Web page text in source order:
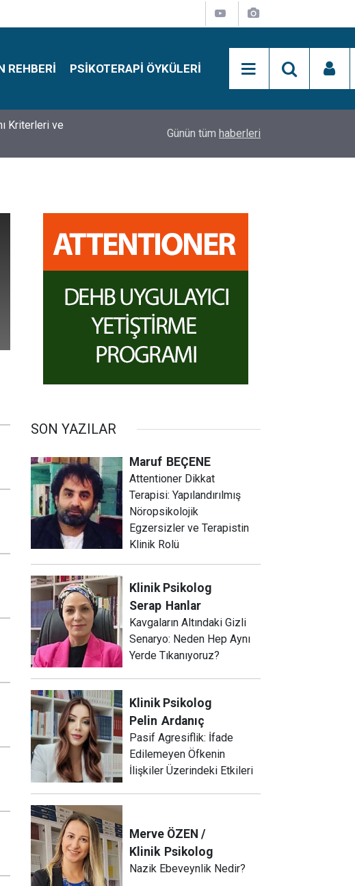
REHBERI PSIKOTERAPI ÖYKÜLERI
Kriterleri ve
Hikayesi
Simon Says Dikkat Programı Nedir?
Günün tüm haberleri
SON YAZILAR
Maruf BEÇENE
Attentioner Dikkat
Terapisi: Yapılandırılmış
Nöropsikolojik
Egzersizler ve Terapistin
Klinik Rolü
Klinik Psikolog
Serap Hanlar
Kavgaların Altındaki Gizli
Senaryo: Neden Hep Aynı
Yerde Tıkanıyoruz?
Klinik Psikolog
Pelin Ardanıç
Pasif Agresiflik: İfade
Edilemeyen Öfkenin
İlişkiler Üzerindeki Etkileri
Merve ÖZEN /
Klinik Psikolog
Nazik Ebeveynlik Nedir?